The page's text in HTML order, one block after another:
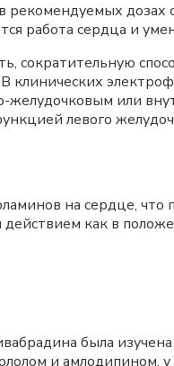
дозах
работа сердца и
сократительную
желудочковым или
левого
на сердце,
как в
была
и амлодипином,